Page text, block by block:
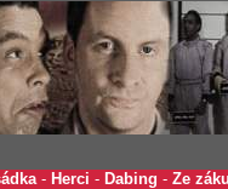
- Herci - Dabing - Ze